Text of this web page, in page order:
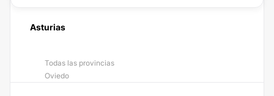
Asturias
Todas las provincias
Oviedo